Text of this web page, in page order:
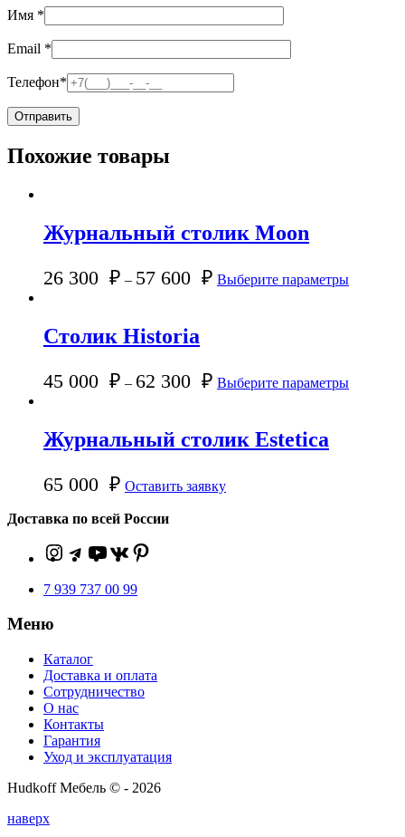
Имя *
Email *
Телефон*
Похожие товары
Журнальный столик Moon
26 300 ₽ – 57 600 ₽ Выберите параметры
Столик Historia
45 000 ₽ – 62 300 ₽ Выберите параметры
Журнальный столик Estetica
65 000 ₽ Оставить заявку
Доставка по всей России
7 939 737 00 99
Меню
Каталог
Доставка и оплата
Сотрудничество
О нас
Контакты
Гарантия
Уход и эксплуатация
Hudkoff Мебель © - 2026
наверх